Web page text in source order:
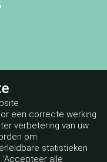
een correcte werking
verbetering van uw
om
statistieken
alle